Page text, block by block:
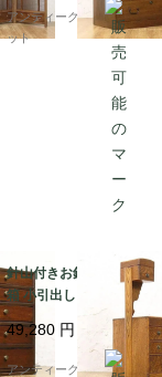
練
アンティークブルーパロ
ット
針山付きお針箱 お裁縫
箱 小引出し 小物入れ
日本の道具 古民具 和骨
董 アンティーク 木製
ケヤキ材
49,280 円
アンティークブルーパロ